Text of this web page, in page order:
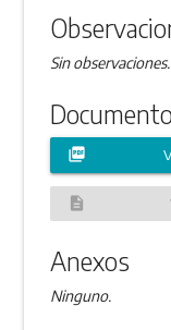
Sin observaciones.
picture_as_pdf
description
Anexos
Ninguno.